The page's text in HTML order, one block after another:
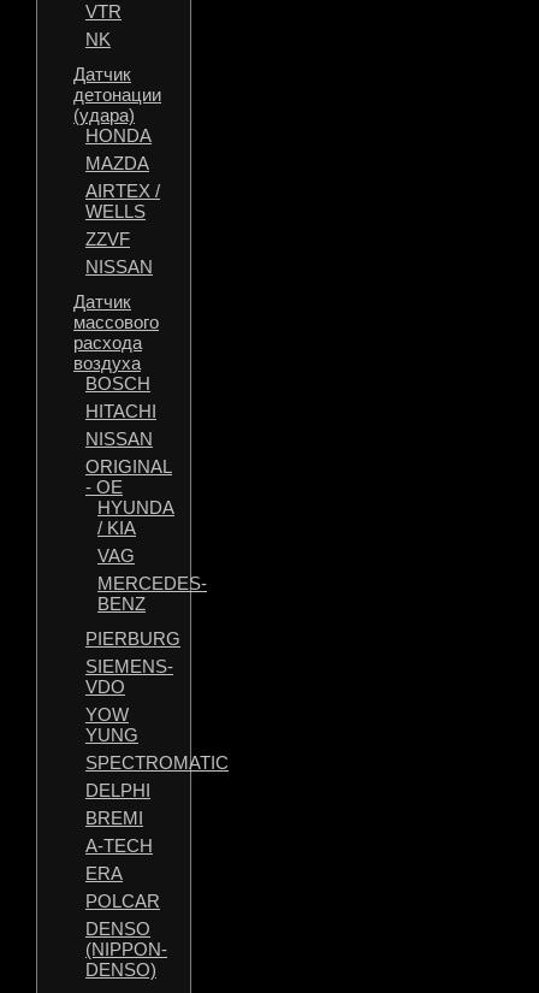
VTR
NK
Датчик
детонации
(удара)
HONDA
MAZDA
AIRTEX /
WELLS
ZZVF
NISSAN
Датчик
массового
расхода
воздуха
BOSCH
HITACHI
NISSAN
ORIGINAL
- OE
HYUNDA
/ KIA
VAG
MERCEDES-
BENZ
PIERBURG
SIEMENS-
VDO
YOW
YUNG
SPECTROMATIC
DELPHI
BREMI
A-TECH
ERA
POLCAR
DENSO
(NIPPON-
DENSO)